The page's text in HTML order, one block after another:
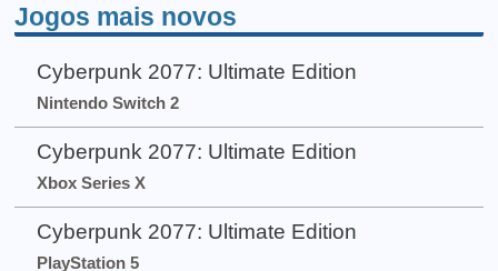
Jogos mais novos
Cyberpunk 2077: Ultimate Edition
Nintendo Switch 2
Cyberpunk 2077: Ultimate Edition
Xbox Series X
Cyberpunk 2077: Ultimate Edition
PlayStation 5